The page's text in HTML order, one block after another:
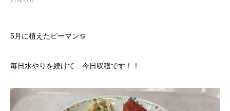
5月に植えたピーマン🫑
毎日水やりを続けて…今日収穫です！！